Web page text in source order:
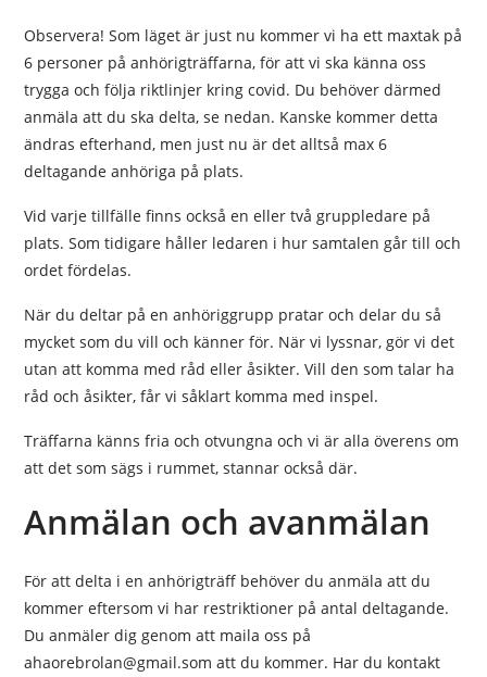
Observera! Som läget är just nu kommer vi ha ett maxtak på
6 personer på anhörigträffarna, för att vi ska känna oss
trygga och följa riktlinjer kring covid. Du behöver därmed
anmäla att du ska delta, se nedan. Kanske kommer detta
ändras efterhand, men just nu är det alltså max 6
deltagande anhöriga på plats.
Vid varje tillfälle finns också en eller två gruppledare på
plats. Som tidigare håller ledaren i hur samtalen går till och
ordet fördelas.
När du deltar på en anhöriggrupp pratar och delar du så
mycket som du vill och känner för. När vi lyssnar, gör vi det
utan att komma med råd eller åsikter. Vill den som talar ha
råd och åsikter, får vi såklart komma med inspel.
Träffarna känns fria och otvungna och vi är alla överens om
att det som sägs i rummet, stannar också där.
Anmälan och avanmälan
För att delta i en anhörigträff behöver du anmäla att du
kommer eftersom vi har restriktioner på antal deltagande.
Du anmäler dig genom att maila oss på
ahaorebrolan@gmail.som att du kommer. Har du kontakt